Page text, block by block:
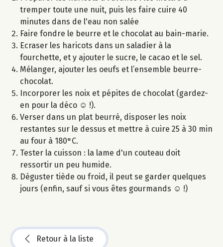
tremper toute une nuit, puis les faire cuire 40
minutes dans de l'eau non salée
Faire fondre le beurre et le chocolat au bain-marie.
Ecraser les haricots dans un saladier à la
fourchette, et y ajouter le sucre, le cacao et le sel.
Mélanger, ajouter les oeufs et l’ensemble beurre-
chocolat.
Incorporer les noix et pépites de chocolat (gardez-
en pour la déco ☺ !).
Verser dans un plat beurré, disposer les noix
restantes sur le dessus et mettre à cuire 25 à 30 min
au four à 180°C.
Tester la cuisson : la lame d'un couteau doit
ressortir un peu humide.
Déguster tiède ou froid, il peut se garder quelques
jours (enfin, sauf si vous êtes gourmands ☺ !)
Retour à la liste